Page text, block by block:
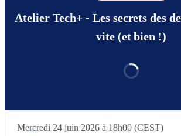
Atelier Tech+ - Les secrets des
vite (et bien !)
Mercredi 24 juin 2026 à 18h00 (CEST)